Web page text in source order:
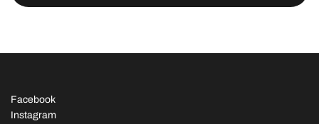
Facebook
Instagram